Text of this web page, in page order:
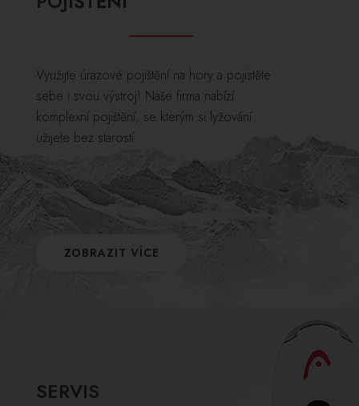
Využijte úrazové pojištění na hory a pojistěte
sebe i svou výstroj! Naše firma nabízí
komplexní pojištění, se kterým si lyžování
užijete bez starostí.
ZOBRAZIT VÍCE
SERVIS